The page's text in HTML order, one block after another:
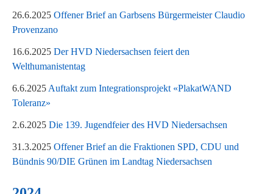
26.6.2025 Offener Brief an Garbsens Bürgermeister Claudio
Provenzano
16.6.2025 Der HVD Niedersachsen feiert den
Welthumanistentag
6.6.2025 Auftakt zum Integrationsprojekt «PlakatWAND
Toleranz»
2.6.2025 Die 139. Jugendfeier des HVD Niedersachsen
31.3.2025 Offener Brief an die Fraktionen SPD, CDU und
Bündnis 90/DIE Grünen im Landtag Niedersachsen